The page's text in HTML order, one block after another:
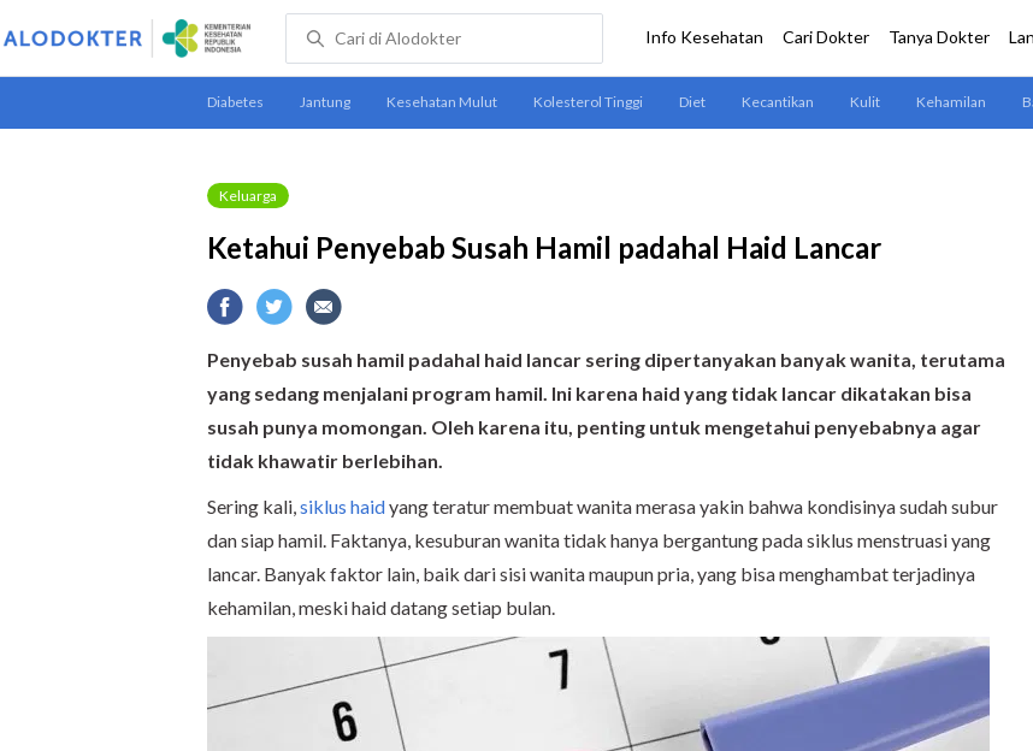
Keluarga
Ketahui Penyebab Susah Hamil padahal Haid Lancar
Penyebab susah hamil padahal haid lancar sering dipertanyakan banyak wanita, terutama
yang sedang menjalani program hamil. Ini karena haid yang tidak lancar dikatakan bisa
susah punya momongan. Oleh karena itu, penting untuk mengetahui penyebabnya agar
tidak khawatir berlebihan.
Sering kali,siklus haidyang teratur membuat wanita merasa yakin bahwa kondisinya sudah subur
dan siap hamil. Faktanya, kesuburan wanita tidak hanya bergantung pada siklus menstruasi yang
lancar. Banyak faktor lain, baik dari sisi wanita maupun pria, yang bisa menghambat terjadinya
kehamilan, meski haid datang setiap bulan.